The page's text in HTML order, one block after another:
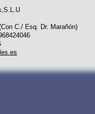
C./ Esq. Dr. Marañón)